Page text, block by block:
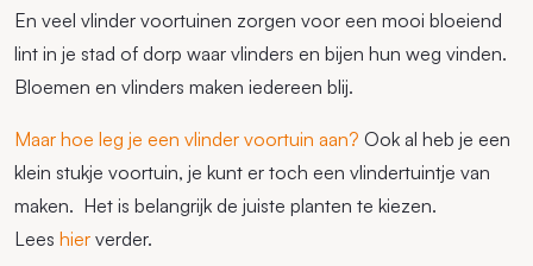
En veel vlinder voortuinen zorgen voor een mooi bloeiend
lint in je stad of dorp waar vlinders en bijen hun weg vinden.
Bloemen en vlinders maken iedereen blij.
Maar hoe leg je een vlinder voortuin aan? Ook al heb je een
klein stukje voortuin, je kunt er toch een vlindertuintje van
maken. Het is belangrijk de juiste planten te kiezen.
Lees hier verder.